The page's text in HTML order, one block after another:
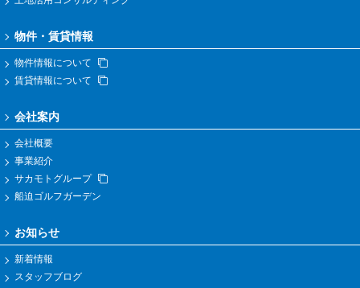
物件・賃貸情報
物件情報について
賃貸情報について
会社案内
会社概要
事業紹介
サカモトグループ
船迫ゴルフガーデン
お知らせ
新着情報
スタッフブログ